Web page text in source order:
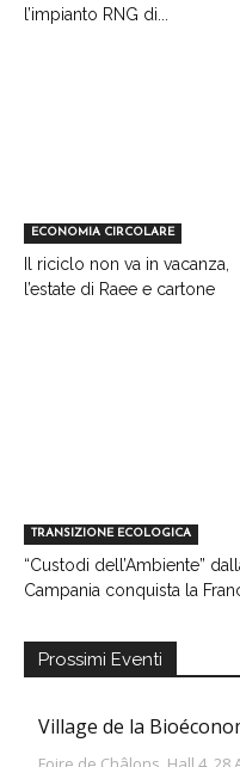
l’impianto RNG di...
ECONOMIA CIRCOLARE
Il riciclo non va in vacanza,
l’estate di Raee e cartone
TRANSIZIONE ECOLOGICA
“Custodi dell’Ambiente”
Campania conquista la
Prossimi Eventi
Village de la